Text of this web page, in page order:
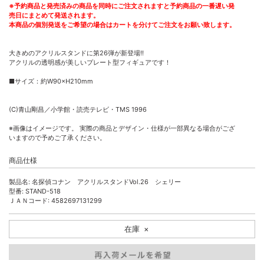
※予約商品と発売済みの商品を同時にご注文されますと予約商品の一番遅い発
売日にまとめて発送されます。
本商品の個別発送をご希望の場合はカートを分けてご注文をお願い致します。
大きめのアクリルスタンドに第26弾が新登場!!
アクリルの透明感が美しいプレート型フィギュアです！
■サイズ：約W90×H210mm
(C)青山剛昌／小学館・読売テレビ・TMS 1996
※画像はイメージです。 実際の商品とデザイン・仕様が一部異なる場合がござ
いますので予めご了承ください。
商品仕様
製品名: 名探偵コナン アクリルスタンドVol.26 シェリー
型番: STAND-518
ＪＡＮコード: 4582697131299
在庫 ×